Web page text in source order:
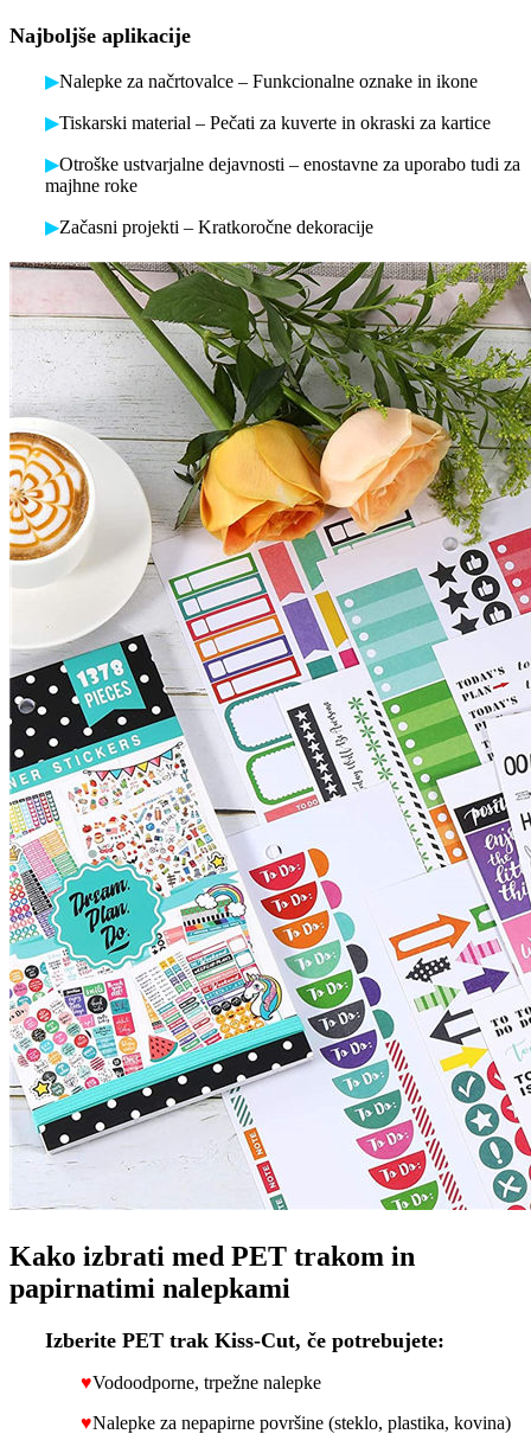
Najboljše aplikacije
▶Nalepke za načrtovalce – Funkcionalne oznake in ikone
▶Tiskarski material – Pečati za kuverte in okraski za kartice
▶Otroške ustvarjalne dejavnosti – enostavne za uporabo tudi za
majhne roke
▶Začasni projekti – Kratkoročne dekoracije
Kako izbrati med PET trakom in
papirnatimi nalepkami
Izberite PET trak Kiss-Cut, če potrebujete:
♥Vodoodporne, trpežne nalepke
♥Nalepke za nepapirne površine (steklo, plastika, kovina)